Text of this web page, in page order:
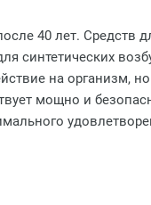
40 лет. Средств
синтетических
на организм,
мощно и